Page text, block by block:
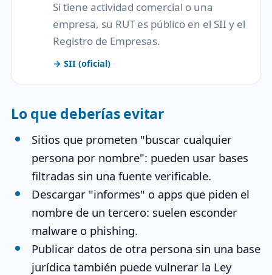
Si tiene actividad comercial o una
empresa, su RUT es público en el SII y el
Registro de Empresas.
→ SII (oficial)
Lo que deberías evitar
Sitios que prometen "buscar cualquier
persona por nombre": pueden usar bases
filtradas sin una fuente verificable.
Descargar "informes" o apps que piden el
nombre de un tercero: suelen esconder
malware o phishing.
Publicar datos de otra persona sin una base
jurídica también puede vulnerar la Ley